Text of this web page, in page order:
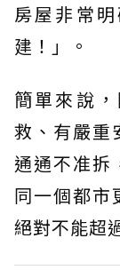
房屋非常
建！」。
簡單來說
救、有嚴重
通通不准拆
同一個都市
絕對不能超